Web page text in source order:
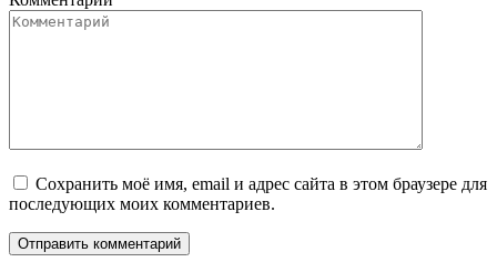
Сохранить моё имя, email и адрес сайта в этом браузере для
последующих моих комментариев.